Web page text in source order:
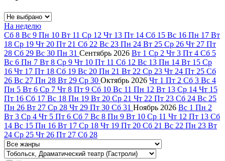
На неделю
Сб 8 Вс 9 Пн 10 Вт 11 Ср 12 Чт 13 Пт 14 Сб 15 Вс 16 Пн 17 Вт
18 Ср 19 Чт 20 Пт 21 Сб 22 Вс 23 Пн 24 Вт 25 Ср 26 Чт 27 Пт
28 Сб 29 Вс 30 Пн 31 Сентябрь 2026 Вт 1 Ср 2 Чт 3 Пт 4 Сб 5
Вс 6 Пн 7 Вт 8 Ср 9 Чт 10 Пт 11 Сб 12 Вс 13 Пн 14 Вт 15 Ср
16 Чт 17 Пт 18 Сб 19 Вс 20 Пн 21 Вт 22 Ср 23 Чт 24 Пт 25 Сб
26 Вс 27 Пн 28 Вт 29 Ср 30 Октябрь 2026 Чт 1 Пт 2 Сб 3 Вс 4
Пн 5 Вт 6 Ср 7 Чт 8 Пт 9 Сб 10 Вс 11 Пн 12 Вт 13 Ср 14 Чт 15
Пт 16 Сб 17 Вс 18 Пн 19 Вт 20 Ср 21 Чт 22 Пт 23 Сб 24 Вс 25
Пн 26 Вт 27 Ср 28 Чт 29 Пт 30 Сб 31 Ноябрь 2026 Вс 1 Пн 2
Вт 3 Ср 4 Чт 5 Пт 6 Сб 7 Вс 8 Пн 9 Вт 10 Ср 11 Чт 12 Пт 13 Сб
14 Вс 15 Пн 16 Вт 17 Ср 18 Чт 19 Пт 20 Сб 21 Вс 22 Пн 23 Вт
24 Ср 25 Чт 26 Пт 27 Сб 28